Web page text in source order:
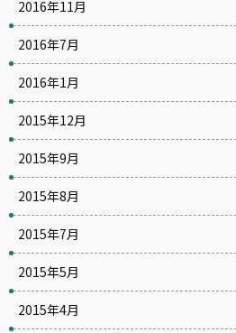
2016年11月
2016年7月
2016年1月
2015年12月
2015年9月
2015年8月
2015年7月
2015年5月
2015年4月